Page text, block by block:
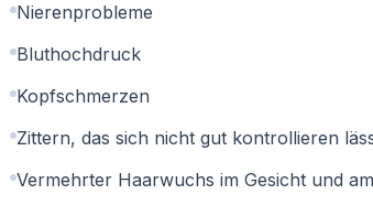
Nierenprobleme
Bluthochdruck
Kopfschmerzen
Zittern, das sich nicht gut kontrollieren
Vermehrter Haarwuchs im Gesicht und